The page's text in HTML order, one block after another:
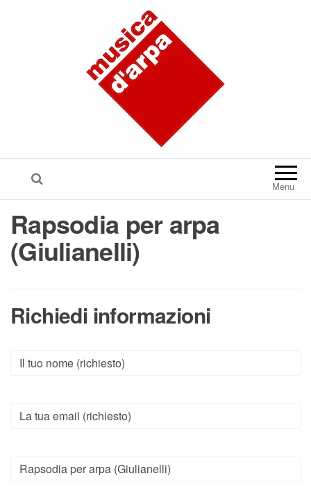
Menu
Rapsodia per arpa
(Giulianelli)
Richiedi informazioni